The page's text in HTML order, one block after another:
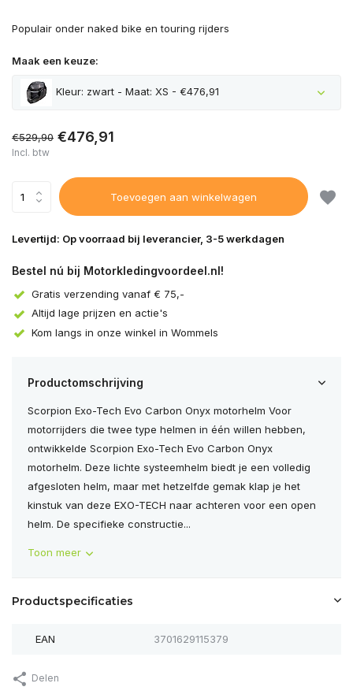
Populair onder naked bike en touring rijders
Maak een keuze:
Kleur: zwart - Maat: XS - €476,91
€529,90 €476,91
Incl. btw
Toevoegen aan winkelwagen
Levertijd: Op voorraad bij leverancier, 3-5 werkdagen
Bestel nú bij Motorkledingvoordeel.nl!
Gratis verzending vanaf € 75,-
Altijd lage prijzen en actie's
Kom langs in onze winkel in Wommels
Productomschrijving
Scorpion Exo-Tech Evo Carbon Onyx motorhelm Voor
motorrijders die twee type helmen in één willen hebben,
ontwikkelde Scorpion Exo-Tech Evo Carbon Onyx
motorhelm. Deze lichte systeemhelm biedt je een volledig
afgesloten helm, maar met hetzelfde gemak klap je het
kinstuk van deze EXO-TECH naar achteren voor een open
helm. De specifieke constructie...
Toon meer
Productspecificaties
EAN 3701629115379
Delen